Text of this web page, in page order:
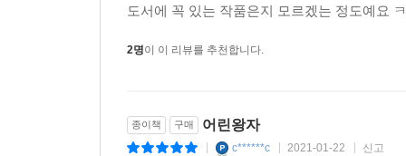
도서에 꼭 있는 작품은지 모르겠는 정도예요
2명이 이 리뷰를 추천합니다.
종이책 구매 어린왕자
c******c 2021-01-22 신고